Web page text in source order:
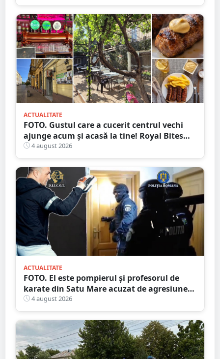
ACTUALITATE
FOTO. Gustul care a cucerit centrul vechi
ajunge acum și acasă la tine! Royal Bites
(fosta Zahana) livrează la domiciliu
4 august 2026
ACTUALITATE
FOTO. El este pompierul și profesorul de
karate din Satu Mare acuzat de agresiune
intimă asupra unui minor
4 august 2026